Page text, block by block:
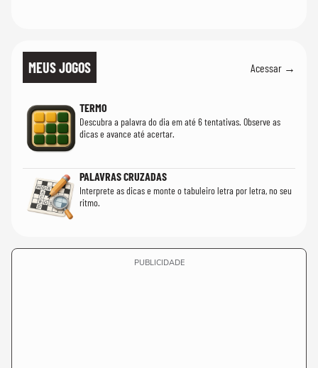
MEUS JOGOS Acessar →
TERMO
Descubra a palavra do dia em até 6 tentativas. Observe as
dicas e avance até acertar.
PALAVRAS CRUZADAS
Interprete as dicas e monte o tabuleiro letra por letra, no seu
ritmo.
PUBLICIDADE